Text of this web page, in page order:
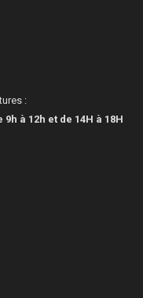
:
à 12h et de 14H à 18H